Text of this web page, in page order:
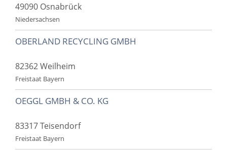
49090 Osnabrück
Niedersachsen
OBERLAND RECYCLING GMBH
82362 Weilheim
Freistaat Bayern
OEGGL GMBH & CO. KG
83317 Teisendorf
Freistaat Bayern